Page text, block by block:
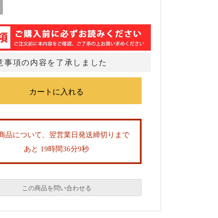
事項の内容を了承しました
品について、翌営業日発送締切りまで
あと 19時間36分9秒
この商品を問い合わせる